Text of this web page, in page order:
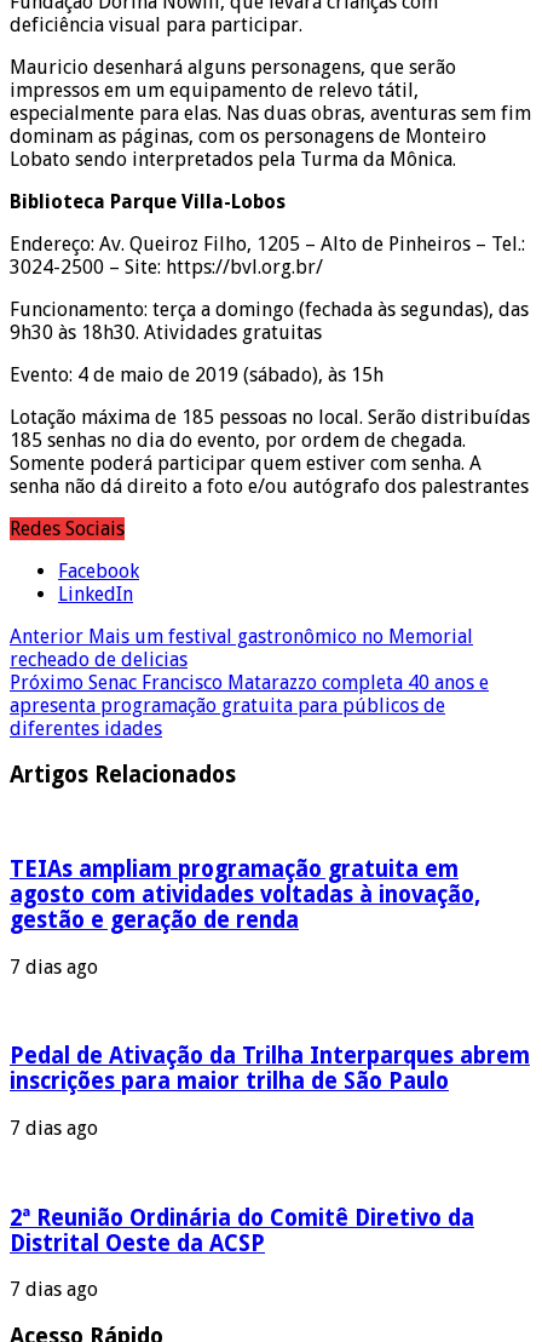
deficiência visual para participar.
Mauricio desenhará alguns personagens, que serão
impressos em um equipamento de relevo tátil,
especialmente para elas. Nas duas obras, aventuras sem fim
dominam as páginas, com os personagens de Monteiro
Lobato sendo interpretados pela Turma da Mônica.
Biblioteca Parque Villa-Lobos
Endereço: Av. Queiroz Filho, 1205 – Alto de Pinheiros – Tel.:
3024-2500 – Site: https://bvl.org.br/
Funcionamento: terça a domingo (fechada às segundas), das
9h30 às 18h30. Atividades gratuitas
Evento: 4 de maio de 2019 (sábado), às 15h
Lotação máxima de 185 pessoas no local. Serão distribuídas
185 senhas no dia do evento, por ordem de chegada.
Somente poderá participar quem estiver com senha. A
senha não dá direito a foto e/ou autógrafo dos palestrantes
Redes Sociais
Facebook
LinkedIn
Anterior Mais um festival gastronômico no Memorial
recheado de delicias
Próximo Senac Francisco Matarazzo completa 40 anos e
apresenta programação gratuita para públicos de
diferentes idades
Artigos Relacionados
TEIAs ampliam programação gratuita em
agosto com atividades voltadas à inovação,
gestão e geração de renda
7 dias ago
Pedal de Ativação da Trilha Interparques abrem
inscrições para maior trilha de São Paulo
7 dias ago
2ª Reunião Ordinária do Comitê Diretivo da
Distrital Oeste da ACSP
7 dias ago
Acesso Rápido